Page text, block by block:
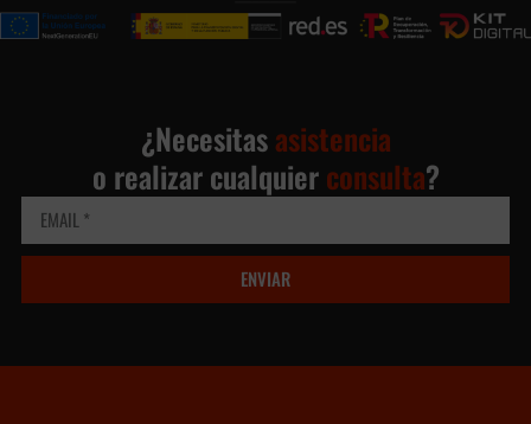
¿Necesitasasistencia
o realizar cualquierconsulta?
ENVIAR